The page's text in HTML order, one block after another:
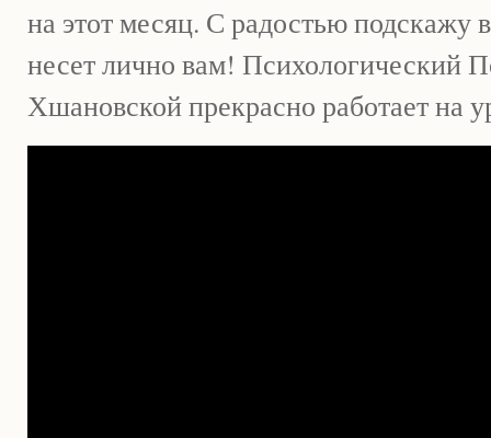
на этот месяц. С радостью подскажу
несет лично вам! Психологический
Хшановской прекрасно работает на